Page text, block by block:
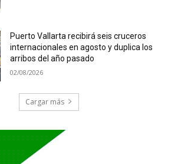
Puerto Vallarta recibirá seis cruceros
internacionales en agosto y duplica los
arribos del año pasado
02/08/2026
Cargar más